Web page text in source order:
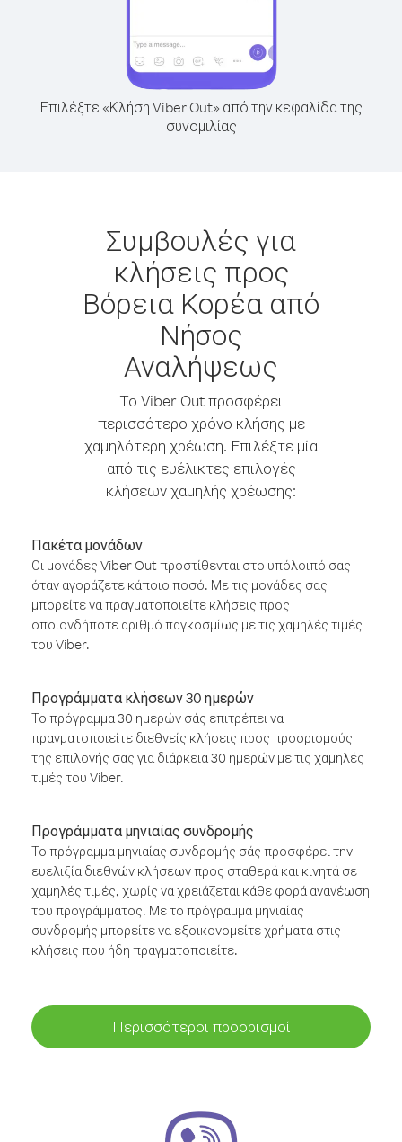
Επιλέξτε «Κλήση Viber Out» από την κεφαλίδα της
συνομιλίας
Συμβουλές για
κλήσεις προς
Βόρεια Κορέα από
Νήσος
Αναλήψεως
Το Viber Out προσφέρει
περισσότερο χρόνο κλήσης με
χαμηλότερη χρέωση. Επιλέξτε μία
από τις ευέλικτες επιλογές
κλήσεων χαμηλής χρέωσης:
Πακέτα μονάδων
Οι μονάδες Viber Out προστίθενται στο υπόλοιπό σας
όταν αγοράζετε κάποιο ποσό. Με τις μονάδες σας
μπορείτε να πραγματοποιείτε κλήσεις προς
οποιονδήποτε αριθμό παγκοσμίως με τις χαμηλές τιμές
του Viber.
Προγράμματα κλήσεων 30 ημερών
Το πρόγραμμα 30 ημερών σάς επιτρέπει να
πραγματοποιείτε διεθνείς κλήσεις προς προορισμούς
της επιλογής σας για διάρκεια 30 ημερών με τις χαμηλές
τιμές του Viber.
Προγράμματα μηνιαίας συνδρομής
Το πρόγραμμα μηνιαίας συνδρομής σάς προσφέρει την
ευελιξία διεθνών κλήσεων προς σταθερά και κινητά σε
χαμηλές τιμές, χωρίς να χρειάζεται κάθε φορά ανανέωση
του προγράμματος. Με το πρόγραμμα μηνιαίας
συνδρομής μπορείτε να εξοικονομείτε χρήματα στις
κλήσεις που ήδη πραγματοποιείτε.
Περισσότεροι προορισμοί